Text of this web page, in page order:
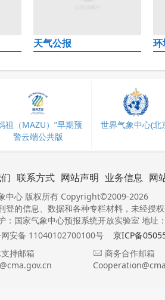
天气公报
祖（MAZU）”早期预
警云端公共版
世界气象中心(北
联系方式 网站声明 业务信息 网
中心 版权所有 Copyright©2009-2026
登的信息、数据和各种专栏材料，未经授
：国家气象中心预报系统开放实验室 地址
安备 11040102700100号
京ICP备
持邮箱
商务合作邮箱